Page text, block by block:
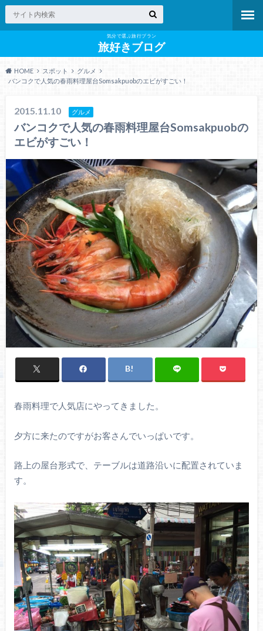
気分で選ぶ旅行プラン
旅好きブログ
HOME スポット
グルメ
バンコクで人気の春雨料理屋台Somsakpuobのエビがすごい！
2015.11.10 グルメ
バンコクで人気の春雨料理屋台Somsakpuobの
エビがすごい！
春雨料理で人気店にやってきました。
夕方に来たのですがお客さんでいっぱいです。
路上の屋台形式で、テーブルは道路沿いに配置されていま
す。